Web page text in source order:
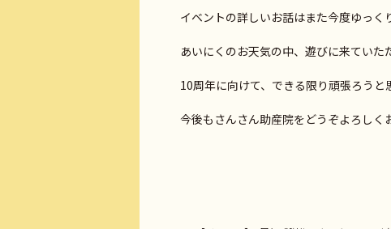
イベントの詳しいお話はまた今度ゆっく
あいにくのお天気の中、遊びに来てい
10周年に向けて、できる限り頑張ろうと